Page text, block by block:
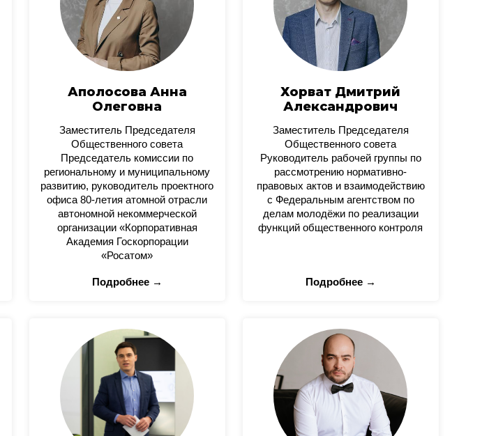
Аполосова Анна
Олеговна
Заместитель Председателя
Общественного совета
Председатель комиссии по
региональному и муниципальному
развитию, руководитель проектного
офиса 80-летия атомной отрасли
автономной некоммерческой
организации «Корпоративная
Академия Госкорпорации
«Росатом»
Подробнее →
Хорват Дмитрий
Александрович
Заместитель Председателя
Общественного совета
Руководитель рабочей группы по
рассмотрению нормативно-
правовых актов и взаимодействию
с Федеральным агентством по
делам молодёжи по реализации
функций общественного контроля
Подробнее →